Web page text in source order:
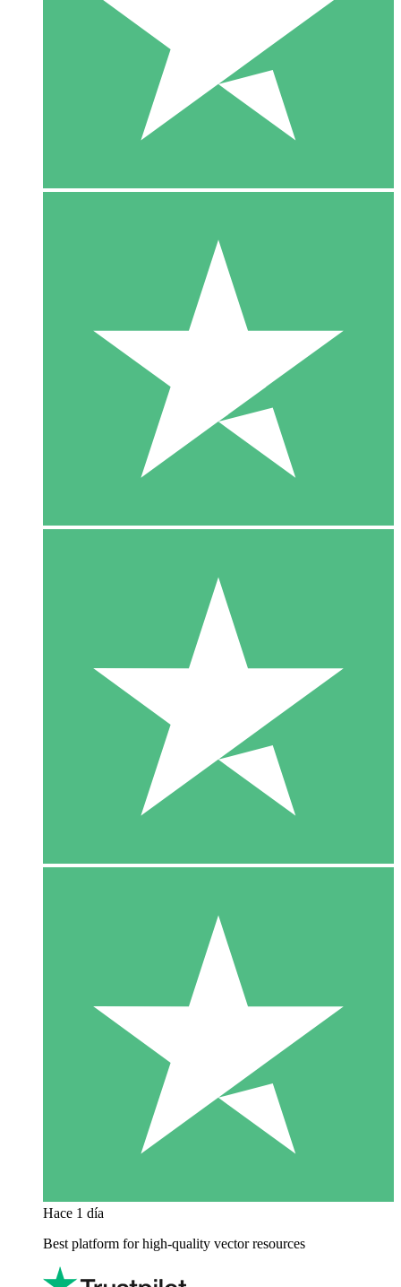
Hace 1 día
Best platform for high-quality vector resources